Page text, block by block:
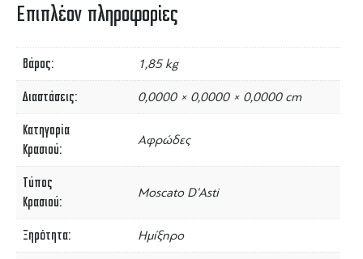
Επιπλέον πληροφορίες
Βάρος 1,85 kg
Διαστάσεις 0,0000 × 0,0000 × 0,0000 cm
Κατηγορία
Κρασιού
Αφρώδες
Τύπος
Κρασιού
Moscato D'Asti
Ξηρότητα Ημίξηρο